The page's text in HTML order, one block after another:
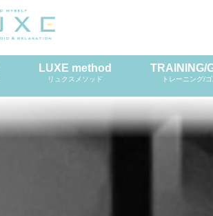
LUXE method
リュクスメソッド
TRAINING/
トレーニング/